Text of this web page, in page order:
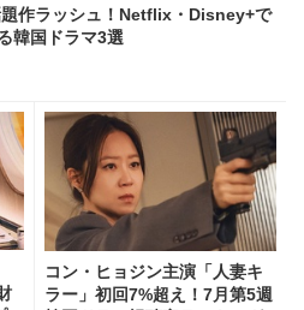
作ラッシュ！Netflix・Disney+で
韓国ドラマ3選
コン・ヒョジン主演「人妻キ
ラー」初回7%超え！7月第5週